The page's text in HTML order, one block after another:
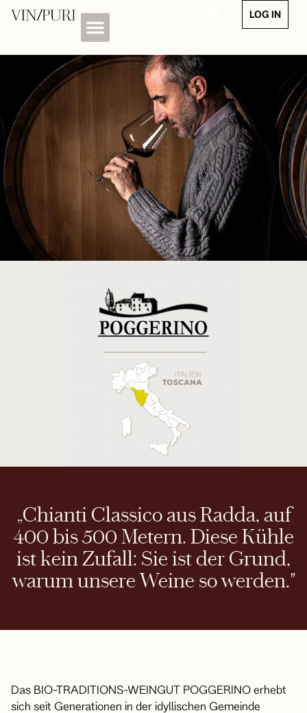
LOG IN
„Chianti Classico aus Radda, auf
400 bis 500 Metern. Diese Kühle
ist kein Zufall: Sie ist der Grund,
warum unsere Weine so werden."
Das BIO-TRADITIONS-WEINGUT POGGERINO erhebt
sich seit Generationen in der idyllischen Gemeinde